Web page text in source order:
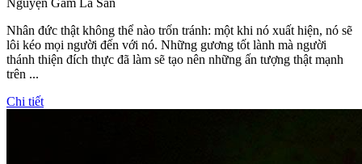
Nhân đức thật không thể nào trốn tránh: một khi nó xuất hiện, nó sẽ
lôi kéo mọi người đến với nó. Những gương tốt lành mà người
thánh thiện đích thực đã làm sẽ tạo nên những ấn tượng thật mạnh
trên ...
Chi tiết